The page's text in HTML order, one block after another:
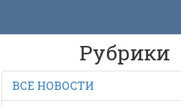
Рубрики
ВСЕ НОВОСТИ